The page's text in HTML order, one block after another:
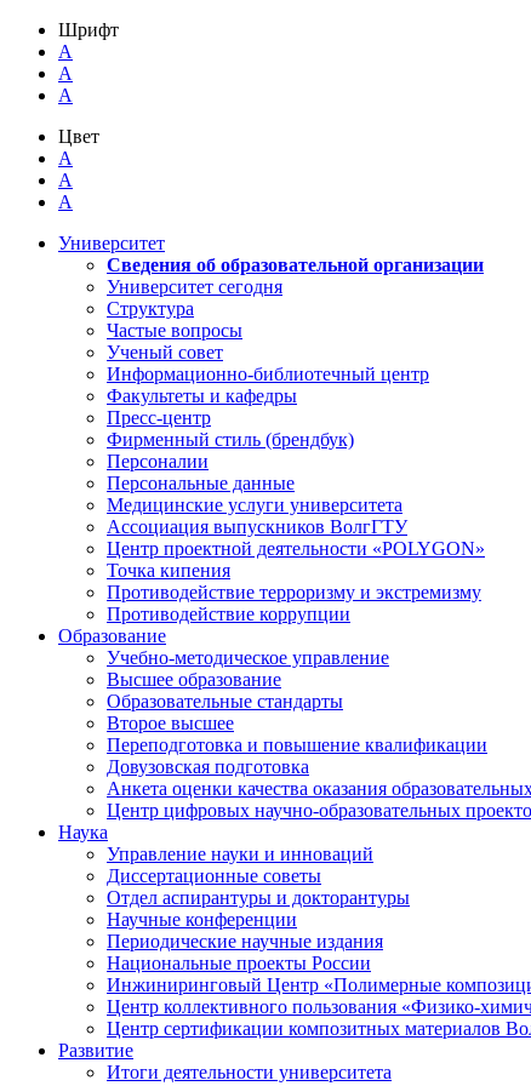
Шрифт
A
A
A
Цвет
A
A
A
Университет
Сведения об образовательной организации
Университет сегодня
Структура
Частые вопросы
Ученый совет
Информационно-библиотечный центр
Факультеты и кафедры
Пресс-центр
Фирменный стиль (брендбук)
Персоналии
Персональные данные
Медицинские услуги университета
Ассоциация выпускников ВолгГТУ
Центр проектной деятельности «POLYGON»
Точка кипения
Противодействие терроризму и экстремизму
Противодействие коррупции
Образование
Учебно-методическое управление
Высшее образование
Образовательные стандарты
Второе высшее
Переподготовка и повышение квалификации
Довузовская подготовка
Анкета оценки качества оказания
Центр цифровых научно-образовательных
Наука
Управление науки и инноваций
Диссертационные советы
Отдел аспирантуры и докторантуры
Научные конференции
Периодические научные издания
Национальные проекты России
Инжиниринговый Центр «Полимерные
Центр коллективного пользования «Физико-
Центр сертификации композитных материалов
Развитие
Итоги деятельности университета